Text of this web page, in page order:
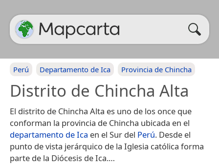
Perú Departamento de Ica Provincia de Chincha
Distrito de Chincha Alta
El distrito de Chincha Alta es uno de los once que
conforman la provincia de Chincha ubicada en el
departamento de Ica en el Sur del Perú. Desde el
punto de vista jerárquico de la Iglesia católica forma
parte de la Diócesis de Ica.​…